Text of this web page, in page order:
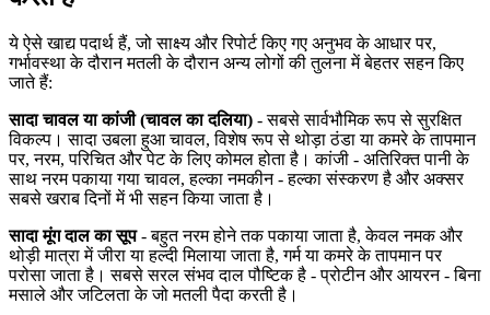
ये ऐसे खाद्य पदार्थ हैं, जो साक्ष्य और रिपोर्ट किए गए अनुभव के आधार पर,
गर्भावस्था के दौरान मतली के दौरान अन्य लोगों की तुलना में बेहतर सहन किए
जाते हैं:
सादा चावल या कांजी (चावल का दलिया) - सबसे सार्वभौमिक रूप से सुरक्षित
विकल्प। सादा उबला हुआ चावल, विशेष रूप से थोड़ा ठंडा या कमरे के तापमान
पर, नरम, परिचित और पेट के लिए कोमल होता है। कांजी - अतिरिक्त पानी के
साथ नरम पकाया गया चावल, हल्का नमकीन - हल्का संस्करण है और अक्सर
सबसे खराब दिनों में भी सहन किया जाता है।
सादा मूंग दाल का सूप- बहुत नरम होने तक पकाया जाता है, केवल नमक और
थोड़ी मात्रा में जीरा या हल्दी मिलाया जाता है, गर्म या कमरे के तापमान पर
परोसा जाता है। सबसे सरल संभव दाल पौष्टिक है - प्रोटीन और आयरन - बिना
मसाले और जटिलता के जो मतली पैदा करती है।